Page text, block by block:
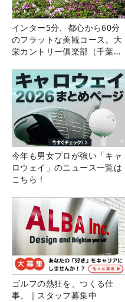
インター5分、都心から60分
のフラットな美観コース。大
栄カントリー俱楽部（千葉
今年も男女プロが強い「キャ
ロウェイ」のニュース一覧は
こちら！
ゴルフの熱狂を、つくる仕
事。｜スタッフ募集中